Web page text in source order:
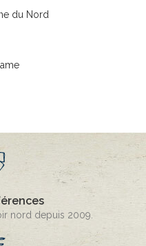
du Nord
nord depuis 2009.